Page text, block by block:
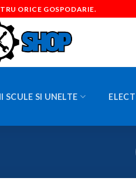
ORICE GOSPODARIE.
SCULE SI UNELTE